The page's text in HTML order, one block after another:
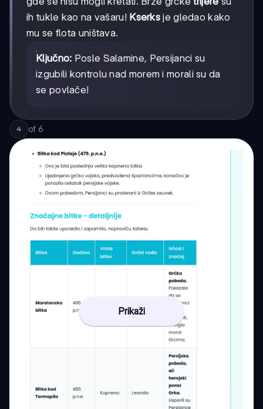
ih tukle kao na vašaru! Kserks je gledao kako
mu se flota uništava.
Ključno: Posle Salamine, Persijanci su
izgubili kontrolu nad morem i morali su da
se povlače!
4 of 6
Prikaži